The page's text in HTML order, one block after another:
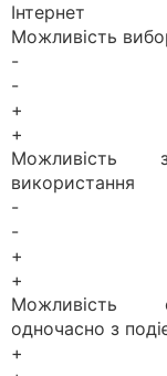
Інтернет
Можливість
-
-
+
+
Можливість
використання
-
-
+
+
Можливість
одночасно з
+